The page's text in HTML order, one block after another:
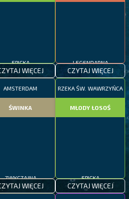
EPICKA
WIĘCEJ
LEGENDARNA
CZYTAJ WIĘCEJ
AMSTERDAM
ŚWINKA
ZWYCZAJNA
WIĘCEJ
RZEKA ŚW. WAWRZYŃCA
MŁODY ŁOSOŚ
EPICKA
CZYTAJ WIĘCEJ